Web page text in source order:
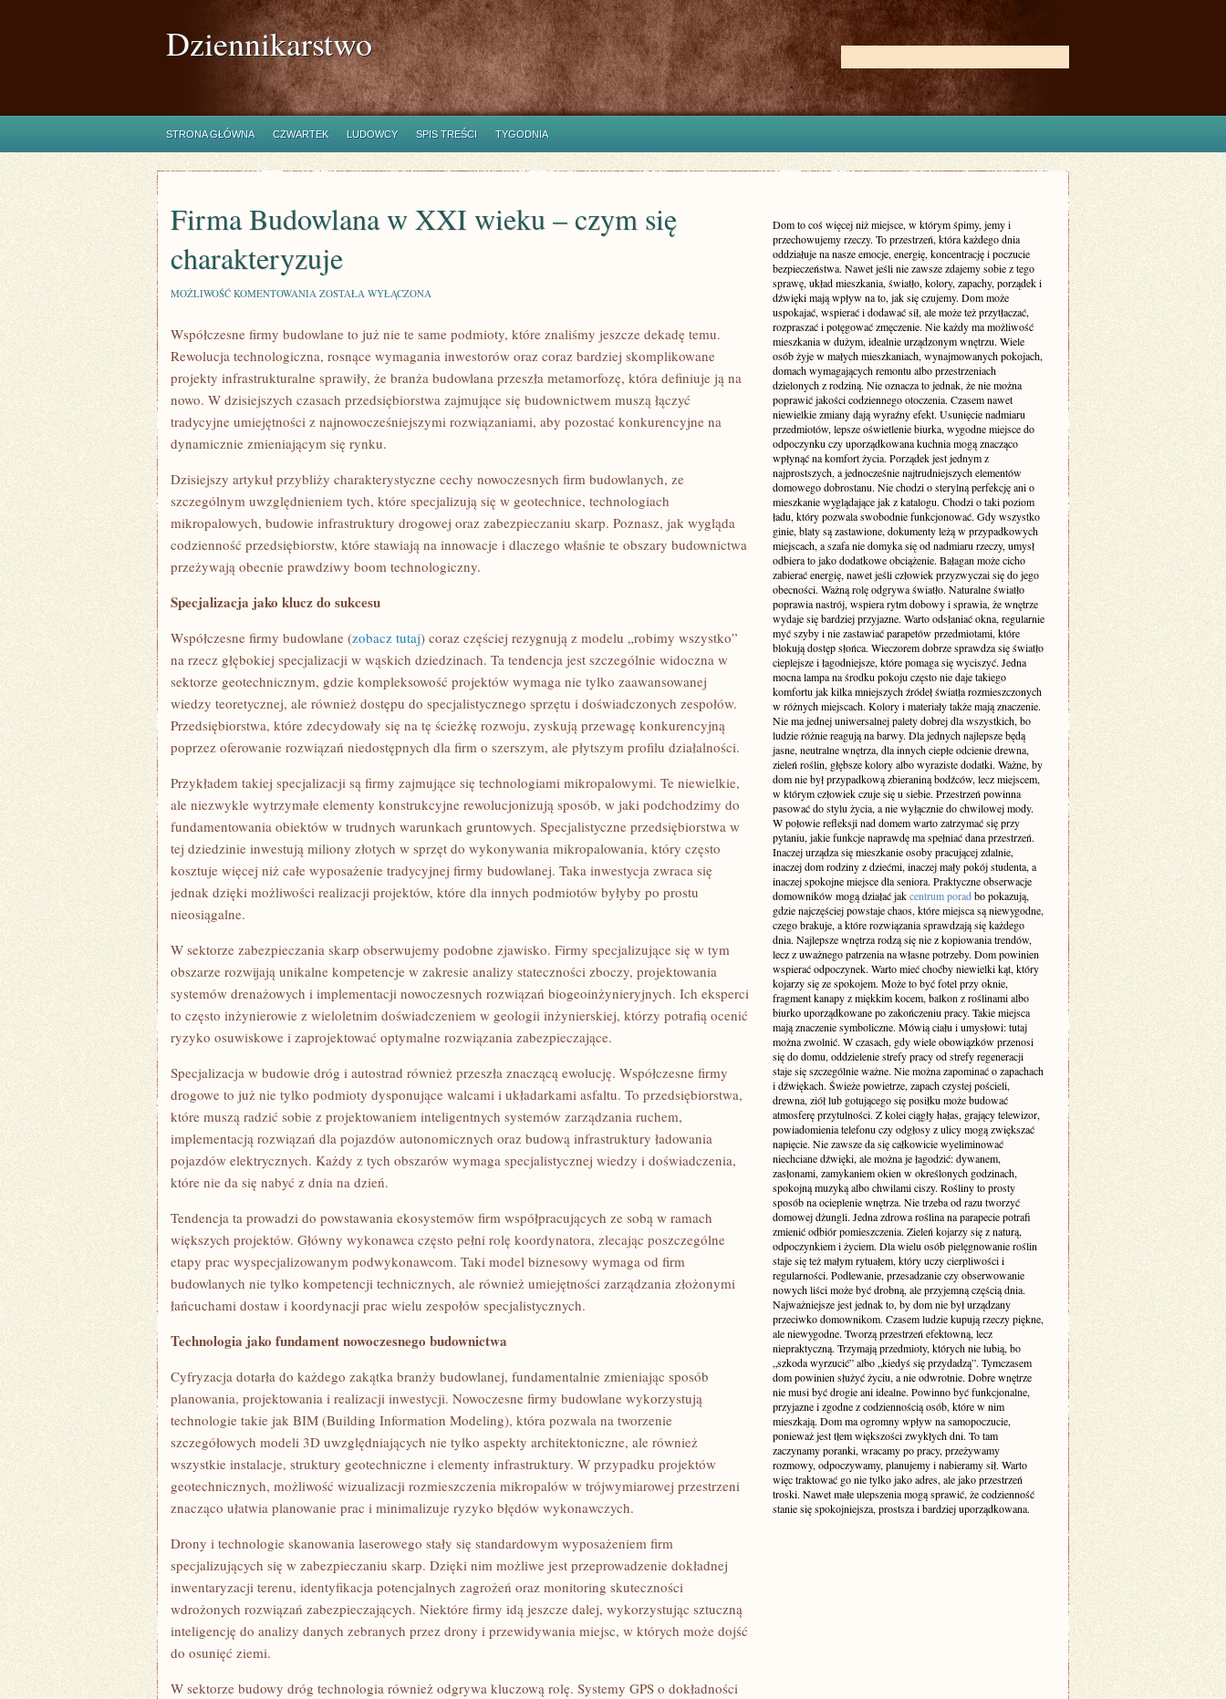
Dziennikarstwo
STRONA GŁÓWNA CZWARTEK LUDOWCY SPIS TREŚCI TYGODNIA
Firma Budowlana w XXI wieku – czym się
charakteryzuje
MOŻLIWOŚĆ KOMENTOWANIA FIRMA
XXI
–
CZYM
SIĘ
CHARAKTERYZUJE
ZOSTAŁA WYŁĄCZONA
Współczesne firmy budowlane to już nie te same podmioty, które znaliśmy jeszcze dekadę temu.
Rewolucja technologiczna, rosnące wymagania inwestorów oraz coraz bardziej skomplikowane
projekty infrastrukturalne sprawiły, że branża budowlana przeszła metamorfozę, która definiuje ją na
nowo. W dzisiejszych czasach przedsiębiorstwa zajmujące się budownictwem muszą łączyć
tradycyjne umiejętności z najnowocześniejszymi rozwiązaniami, aby pozostać konkurencyjne na
dynamicznie zmieniającym się rynku.
Dzisiejszy artykuł przybliży charakterystyczne cechy nowoczesnych firm budowlanych, ze
szczególnym uwzględnieniem tych, które specjalizują się w geotechnice, technologiach
mikropalowych, budowie infrastruktury drogowej oraz zabezpieczaniu skarp. Poznasz, jak wygląda
codzienność przedsiębiorstw, które stawiają na innowacje i dlaczego właśnie te obszary budownictwa
przeżywają obecnie prawdziwy boom technologiczny.
Specjalizacja jako klucz do sukcesu
Współczesne firmy budowlane (zobacz tutaj) coraz częściej rezygnują z modelu „robimy wszystko”
na rzecz głębokiej specjalizacji w wąskich dziedzinach. Ta tendencja jest szczególnie widoczna w
sektorze geotechnicznym, gdzie kompleksowość projektów wymaga nie tylko zaawansowanej
wiedzy teoretycznej, ale również dostępu do specjalistycznego sprzętu i doświadczonych zespołów.
Przedsiębiorstwa, które zdecydowały się na tę ścieżkę rozwoju, zyskują przewagę konkurencyjną
poprzez oferowanie rozwiązań niedostępnych dla firm o szerszym, ale płytszym profilu działalności.
Przykładem takiej specjalizacji są firmy zajmujące się technologiami mikropalowymi. Te niewielkie,
ale niezwykle wytrzymałe elementy konstrukcyjne rewolucjonizują sposób, w jaki podchodzimy do
fundamentowania obiektów w trudnych warunkach gruntowych. Specjalistyczne przedsiębiorstwa w
tej dziedzinie inwestują miliony złotych w sprzęt do wykonywania mikropalowania, który często
kosztuje więcej niż całe wyposażenie tradycyjnej firmy budowlanej. Taka inwestycja zwraca się
jednak dzięki możliwości realizacji projektów, które dla innych podmiotów byłyby po prostu
nieosiągalne.
W sektorze zabezpieczania skarp obserwujemy podobne zjawisko. Firmy specjalizujące się w tym
obszarze rozwijają unikalne kompetencje w zakresie analizy stateczności zboczy, projektowania
systemów drenażowych i implementacji nowoczesnych rozwiązań biogeoinżynieryjnych. Ich eksperci
to często inżynierowie z wieloletnim doświadczeniem w geologii inżynierskiej, którzy potrafią ocenić
ryzyko osuwiskowe i zaprojektować optymalne rozwiązania zabezpieczające.
Specjalizacja w budowie dróg i autostrad również przeszła znaczącą ewolucję. Współczesne firmy
drogowe to już nie tylko podmioty dysponujące walcami i układarkami asfaltu. To przedsiębiorstwa,
które muszą radzić sobie z projektowaniem inteligentnych systemów zarządzania ruchem,
implementacją rozwiązań dla pojazdów autonomicznych oraz budową infrastruktury ładowania
pojazdów elektrycznych. Każdy z tych obszarów wymaga specjalistycznej wiedzy i doświadczenia,
które nie da się nabyć z dnia na dzień.
Tendencja ta prowadzi do powstawania ekosystemów firm współpracujących ze sobą w ramach
większych projektów. Główny wykonawca często pełni rolę koordynatora, zlecając poszczególne
etapy prac wyspecjalizowanym podwykonawcom. Taki model biznesowy wymaga od firm
budowlanych nie tylko kompetencji technicznych, ale również umiejętności zarządzania złożonymi
łańcuchami dostaw i koordynacji prac wielu zespołów specjalistycznych.
Technologia jako fundament nowoczesnego budownictwa
Cyfryzacja dotarła do każdego zakątka branży budowlanej, fundamentalnie zmieniając sposób
planowania, projektowania i realizacji inwestycji. Nowoczesne firmy budowlane wykorzystują
technologie takie jak BIM (Building Information Modeling), która pozwala na tworzenie
szczegółowych modeli 3D uwzględniających nie tylko aspekty architektoniczne, ale również
wszystkie instalacje, struktury geotechniczne i elementy infrastruktury. W przypadku projektów
geotechnicznych, możliwość wizualizacji rozmieszczenia mikropalów w trójwymiarowej przestrzeni
znacząco ułatwia planowanie prac i minimalizuje ryzyko błędów wykonawczych.
Drony i technologie skanowania laserowego stały się standardowym wyposażeniem firm
specjalizujących się w zabezpieczaniu skarp. Dzięki nim możliwe jest przeprowadzenie dokładnej
inwentaryzacji terenu, identyfikacja potencjalnych zagrożeń oraz monitoring skuteczności
wdrożonych rozwiązań zabezpieczających. Niektóre firmy idą jeszcze dalej, wykorzystując sztuczną
inteligencję do analizy danych zebranych przez drony i przewidywania miejsc, w których może dojść
do osunięć ziemi.
W sektorze budowy dróg technologia również odgrywa kluczową rolę. Systemy GPS o dokładności
Dom to coś więcej niż miejsce, w którym śpimy, jemy i
przechowujemy rzeczy. To przestrzeń, która każdego dnia
oddziałuje na nasze emocje, energię, koncentrację i poczucie
bezpieczeństwa. Nawet jeśli nie zawsze zdajemy sobie z tego
sprawę, układ mieszkania, światło, kolory, zapachy, porządek i
dźwięki mają wpływ na to, jak się czujemy. Dom może
uspokajać, wspierać i dodawać sił, ale może też przytłaczać,
rozpraszać i potęgować zmęczenie. Nie każdy ma możliwość
mieszkania w dużym, idealnie urządzonym wnętrzu. Wiele
osób żyje w małych mieszkaniach, wynajmowanych pokojach,
domach wymagających remontu albo przestrzeniach
dzielonych z rodziną. Nie oznacza to jednak, że nie można
poprawić jakości codziennego otoczenia. Czasem nawet
niewielkie zmiany dają wyraźny efekt. Usunięcie nadmiaru
przedmiotów, lepsze oświetlenie biurka, wygodne miejsce do
odpoczynku czy uporządkowana kuchnia mogą znacząco
wpłynąć na komfort życia. Porządek jest jednym z
najprostszych, a jednocześnie najtrudniejszych elementów
domowego dobrostanu. Nie chodzi o sterylną perfekcję ani o
mieszkanie wyglądające jak z katalogu. Chodzi o taki poziom
ładu, który pozwala swobodnie funkcjonować. Gdy wszystko
ginie, blaty są zastawione, dokumenty leżą w przypadkowych
miejscach, a szafa nie domyka się od nadmiaru rzeczy, umysł
odbiera to jako dodatkowe obciążenie. Bałagan może cicho
zabierać energię, nawet jeśli człowiek przyzwyczai się do jego
obecności. Ważną rolę odgrywa światło. Naturalne światło
poprawia nastrój, wspiera rytm dobowy i sprawia, że wnętrze
wydaje się bardziej przyjazne. Warto odsłaniać okna, regularnie
myć szyby i nie zastawiać parapetów przedmiotami, które
blokują dostęp słońca. Wieczorem dobrze sprawdza się światło
cieplejsze i łagodniejsze, które pomaga się wyciszyć. Jedna
mocna lampa na środku pokoju często nie daje takiego
komfortu jak kilka mniejszych źródeł światła rozmieszczonych
w różnych miejscach. Kolory i materiały także mają znaczenie.
Nie ma jednej uniwersalnej palety dobrej dla wszystkich, bo
ludzie różnie reagują na barwy. Dla jednych najlepsze będą
jasne, neutralne wnętrza, dla innych ciepłe odcienie drewna,
zieleń roślin, głębsze kolory albo wyraziste dodatki. Ważne, by
dom nie był przypadkową zbieraniną bodźców, lecz miejscem,
w którym człowiek czuje się u siebie. Przestrzeń powinna
pasować do stylu życia, a nie wyłącznie do chwilowej mody.
W połowie refleksji nad domem warto zatrzymać się przy
pytaniu, jakie funkcje naprawdę ma spełniać dana przestrzeń.
Inaczej urządza się mieszkanie osoby pracującej zdalnie,
inaczej dom rodziny z dziećmi, inaczej mały pokój studenta, a
inaczej spokojne miejsce dla seniora. Praktyczne obserwacje
domowników mogą działać jakcentrum poradbo pokazują,
gdzie najczęściej powstaje chaos, które miejsca są niewygodne,
czego brakuje, a które rozwiązania sprawdzają się każdego
dnia. Najlepsze wnętrza rodzą się nie z kopiowania trendów,
lecz z uważnego patrzenia na własne potrzeby. Dom powinien
wspierać odpoczynek. Warto mieć choćby niewielki kąt, który
kojarzy się ze spokojem. Może to być fotel przy oknie,
fragment kanapy z miękkim kocem, balkon z roślinami albo
biurko uporządkowane po zakończeniu pracy. Takie miejsca
mają znaczenie symboliczne. Mówią ciału i umysłowi: tutaj
można zwolnić. W czasach, gdy wiele obowiązków przenosi
się do domu, oddzielenie strefy pracy od strefy regeneracji
staje się szczególnie ważne. Nie można zapominać o zapachach
i dźwiękach. Świeże powietrze, zapach czystej pościeli,
drewna, ziół lub gotującego się posiłku może budować
atmosferę przytulności. Z kolei ciągły hałas, grający telewizor,
powiadomienia telefonu czy odgłosy z ulicy mogą zwiększać
napięcie. Nie zawsze da się całkowicie wyeliminować
niechciane dźwięki, ale można je łagodzić: dywanem,
zasłonami, zamykaniem okien w określonych godzinach,
spokojną muzyką albo chwilami ciszy. Rośliny to prosty
sposób na ocieplenie wnętrza. Nie trzeba od razu tworzyć
domowej dżungli. Jedna zdrowa roślina na parapecie potrafi
zmienić odbiór pomieszczenia. Zieleń kojarzy się z naturą,
odpoczynkiem i życiem. Dla wielu osób pielęgnowanie roślin
staje się też małym rytuałem, który uczy cierpliwości i
regularności. Podlewanie, przesadzanie czy obserwowanie
nowych liści może być drobną, ale przyjemną częścią dnia.
Najważniejsze jest jednak to, by dom nie był urządzany
przeciwko domownikom. Czasem ludzie kupują rzeczy piękne,
ale niewygodne. Tworzą przestrzeń efektowną, lecz
niepraktyczną. Trzymają przedmioty, których nie lubią, bo
„szkoda wyrzucić” albo „kiedyś się przydadzą”. Tymczasem
dom powinien służyć życiu, a nie odwrotnie. Dobre wnętrze
nie musi być drogie ani idealne. Powinno być funkcjonalne,
przyjazne i zgodne z codziennością osób, które w nim
mieszkają. Dom ma ogromny wpływ na samopoczucie,
ponieważ jest tłem większości zwykłych dni. To tam
zaczynamy poranki, wracamy po pracy, przeżywamy
rozmowy, odpoczywamy, planujemy i nabieramy sił. Warto
więc traktować go nie tylko jako adres, ale jako przestrzeń
troski. Nawet małe ulepszenia mogą sprawić, że codzienność
stanie się spokojniejsza, prostsza i bardziej uporządkowana.